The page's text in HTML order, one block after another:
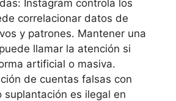
Instagram controla los
correlacionar datos de
y patrones. Mantener una
llamar la atención si
artificial o masiva.
de cuentas falsas con
suplantación es ilegal en